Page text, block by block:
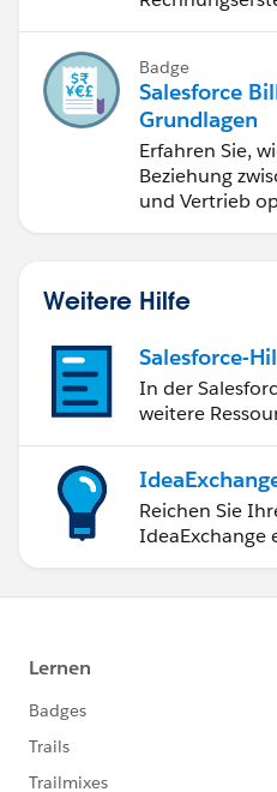
Badge
Salesforce
Grundlagen
Erfahren Sie,
Beziehung
und Vertrieb
Weitere Hilfe
Salesforce-
In der
weitere
Reichen Sie
IdeaExchange